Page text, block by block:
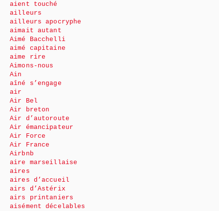
aient touché
ailleurs
ailleurs apocryphe
aimait autant
Aimé Bacchelli
aimé capitaine
aime rire
Aimons-nous
Ain
aîné s’engage
air
Air Bel
Air breton
Air d’autoroute
Air émancipateur
Air Force
Air France
Airbnb
aire marseillaise
aires
aires d’accueil
airs d’Astérix
airs printaniers
aisément décelables